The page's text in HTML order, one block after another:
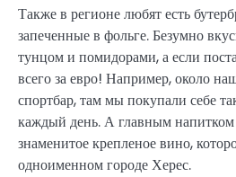
Также в регионе любят есть
запеченные в фольге. Безумно
тунцом и помидорами, а если
всего за евро! Например, около
спортбар, там мы покупали себе
каждый день. А главным напитком
знаменитое крепленое вино,
одноименном городе Херес.